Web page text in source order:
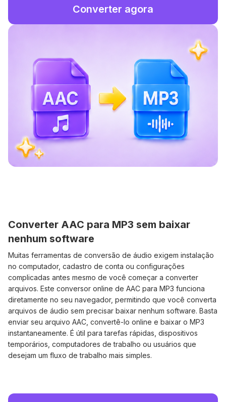
Converter agora
Converter AAC para MP3 sem baixar
nenhum software
Muitas ferramentas de conversão de áudio exigem instalação
no computador, cadastro de conta ou configurações
complicadas antes mesmo de você começar a converter
arquivos. Este conversor online de AAC para MP3 funciona
diretamente no seu navegador, permitindo que você converta
arquivos de áudio sem precisar baixar nenhum software. Basta
enviar seu arquivo AAC, convertê-lo online e baixar o MP3
instantaneamente. É útil para tarefas rápidas, dispositivos
temporários, computadores de trabalho ou usuários que
desejam um fluxo de trabalho mais simples.